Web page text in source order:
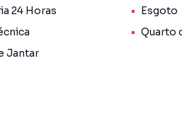
da cidade, com segurança
Jardim Montevidéu, em Campo
24 Horas
Esgoto
Quarto
Jantar